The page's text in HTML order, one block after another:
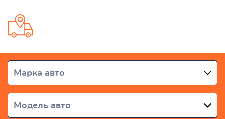
Марка авто
Модель авто